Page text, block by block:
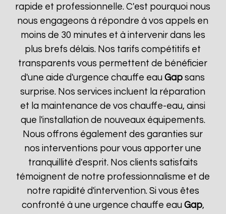
rapide et professionnelle. C'est pourquoi nous
nous engageons à répondre à vos appels en
moins de 30 minutes et à intervenir dans les
plus brefs délais. Nos tarifs compétitifs et
transparents vous permettent de bénéficier
d'une aide d'urgence chauffe eauGap sans
surprise. Nos services incluent la réparation
et la maintenance de vos chauffe-eau, ainsi
que l'installation de nouveaux équipements.
Nous offrons également des garanties sur
nos interventions pour vous apporter une
tranquillité d'esprit. Nos clients satisfaits
témoignent de notre professionnalisme et de
notre rapidité d'intervention. Si vous êtes
confronté à une urgence chauffe eau Gap,